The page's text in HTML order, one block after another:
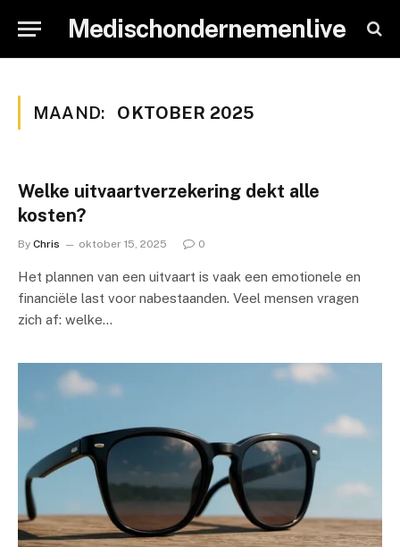
Medischondernemenlive
MAAND: OKTOBER 2025
Welke uitvaartverzekering dekt alle
kosten?
By Chris oktober 15, 2025 0
Het plannen van een uitvaart is vaak een emotionele en
financiële last voor nabestaanden. Veel mensen vragen
zich af: welke…